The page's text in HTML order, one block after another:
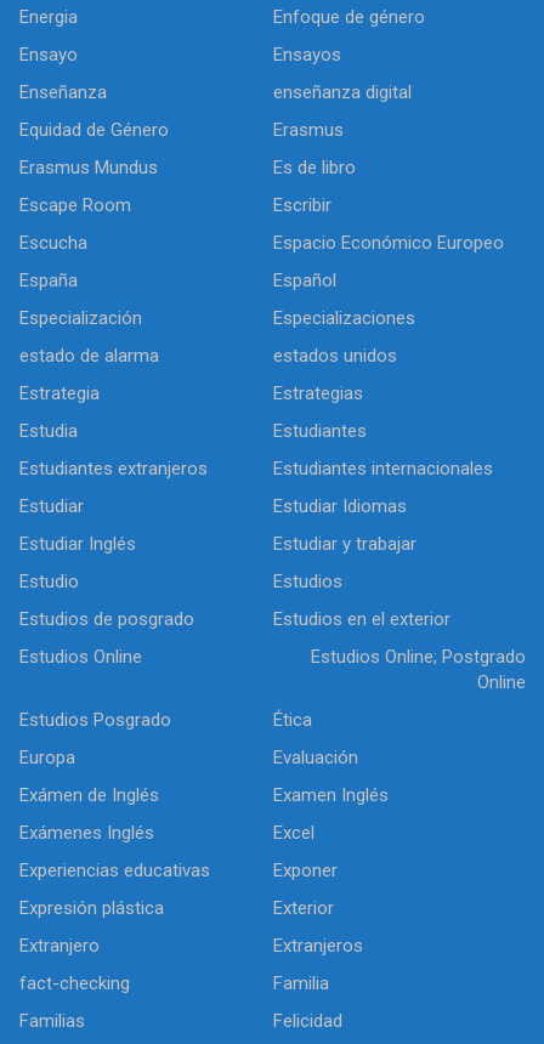
Energia
Enfoque de género
Ensayo
Ensayos
Enseñanza
enseñanza digital
Equidad de Género
Erasmus
Erasmus Mundus
Es de libro
Escape Room
Escribir
Escucha
Espacio Económico Europeo
España
Español
Especialización
Especializaciones
estado de alarma
estados unidos
Estrategia
Estrategias
Estudia
Estudiantes
Estudiantes extranjeros
Estudiantes internacionales
Estudiar
Estudiar Idiomas
Estudiar Inglés
Estudiar y trabajar
Estudio
Estudios
Estudios de posgrado
Estudios en el exterior
Estudios Online
Estudios Online; Postgrado
Online
Estudios Posgrado
Ética
Europa
Evaluación
Exámen de Inglés
Examen Inglés
Exámenes Inglés
Excel
Experiencias educativas
Exponer
Expresión plástica
Exterior
Extranjero
Extranjeros
fact-checking
Familia
Familias
Felicidad